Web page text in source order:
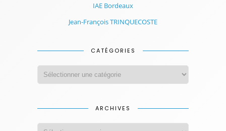
IAE Bordeaux
Jean-François TRINQUECOSTE
CATÉGORIES
ARCHIVES